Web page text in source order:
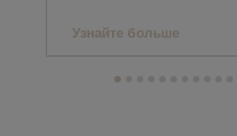
Узнайте больше